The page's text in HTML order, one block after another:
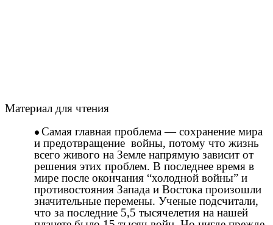
Материал для чтения
Самая главная проблема — сохранение мира
и предотвращение войны, потому что жизнь
всего живого на Земле напрямую зависит от
решения этих проблем. В последнее время в
мире после окончания “холодной войны” и
противостояния Запада и Востока произошли
значительные перемены. Ученые подсчитали,
что за последние 5,5 тысячелетия на нашей